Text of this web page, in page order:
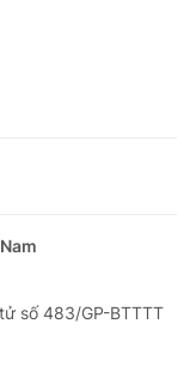
số 483/GP-BTTTT